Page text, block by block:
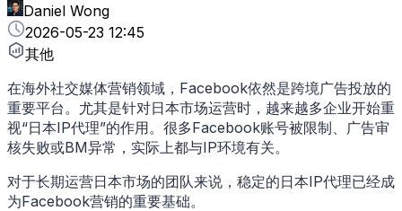
Daniel Wong
2026-05-23 12:45
其他
在海外社交媒体营销领域，Facebook依然是跨境广告投放的
重要平台。尤其是针对日本市场运营时，越来越多企业开始重
视“日本IP代理”的作用。很多Facebook账号被限制、广告审
核失败或BM异常，实际上都与IP环境有关。
对于长期运营日本市场的团队来说，稳定的日本IP代理已经成
为Facebook营销的重要基础。